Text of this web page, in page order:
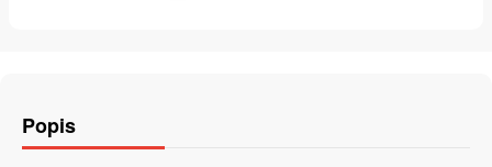
Popis